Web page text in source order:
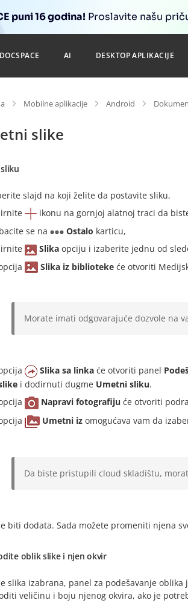
puni 16 godina! Proslavite našu
DOCSPACE AI DESKTOP APLIKACIJE
Mobilne aplikacije Android
slike
slajd na koji želite da postavite sliku,
ikonu na gornjoj alatnoj traci da
se na
Ostalo karticu,
Slika opciju i izaberite jednu od
Slika iz biblioteke će otvoriti
Morate imati odgovarajuće dozvole na
Slika sa linka će otvoriti panel
i dodirnuti dugme Umetni sliku.
Napravi fotografiju će otvoriti
Umetni iz omogućava vam da
Da biste pristupili cloud skladištu,
biti dodata. Sada možete promeniti njena
oblik slike i njen okvir
slika izabrana, panel za podešavanje
veličinu i boju njenog okvira, ako je